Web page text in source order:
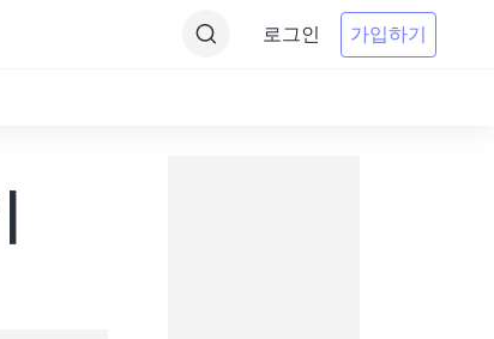
로그인 가입하기